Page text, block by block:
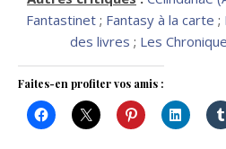
Fantastinet ; Fantasy à la carte ;
des livres ; Les
Faites-en profiter vos amis :